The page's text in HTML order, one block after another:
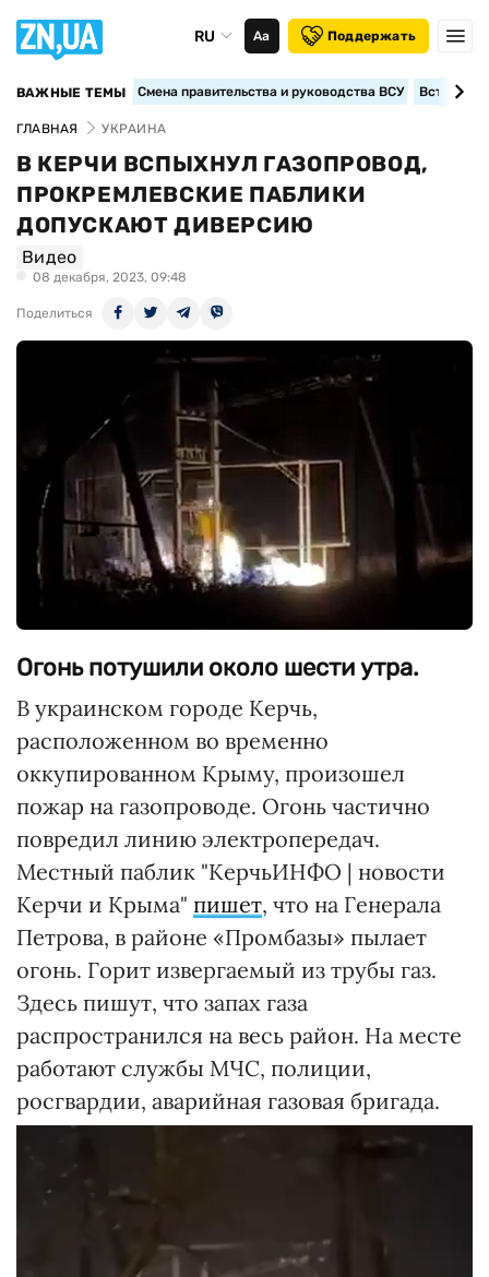
RU Аа Поддержать
ВАЖНЫЕ ТЕМЫ Смена правительства и руководства ВСУ
ГЛАВНАЯ УКРАИНА
В КЕРЧИ ВСПЫХНУЛ ГАЗОПРОВОД,
ПРОКРЕМЛЕВСКИЕ ПАБЛИКИ
ДОПУСКАЮТ ДИВЕРСИЮ
Видео
08 декабря, 2023, 09:48
Поделиться
Огонь потушили около шести утра.
В украинском городе Керчь,
расположенном во временно
оккупированном Крыму, произошел
пожар на газопроводе. Огонь частично
повредил линию электропередач.
Местный паблик "КерчьИНФО | новости
Керчи и Крыма" пишет, что на Генерала
Петрова, в районе «Промбазы» пылает
огонь. Горит извергаемый из трубы газ.
Здесь пишут, что запах газа
распространился на весь район. На месте
работают службы МЧС, полиции,
росгвардии, аварийная газовая бригада.